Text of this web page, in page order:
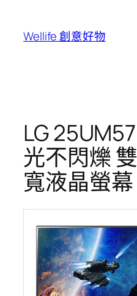
Wellife 創意好物
LG
光不閃爍
寬液晶螢幕